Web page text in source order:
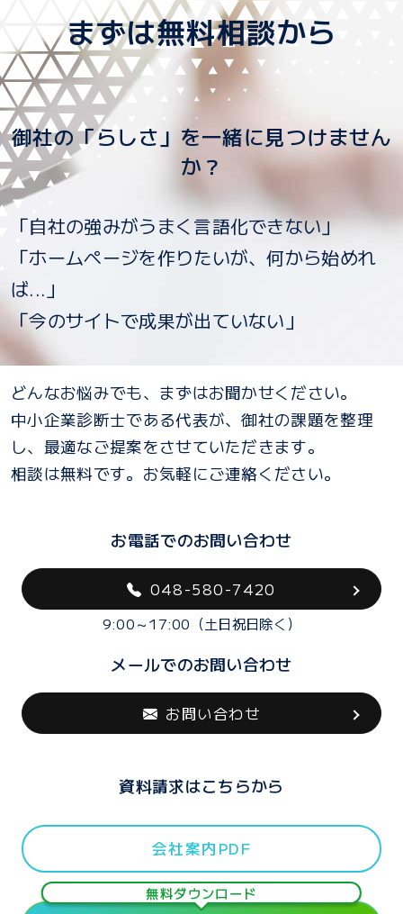
まずは無料相談から
御社の「らしさ」を一緒に見つけません
か？
「自社の強みがうまく言語化できない」
「ホームページを作りたいが、何から始めれ
ば...」
「今のサイトで成果が出ていない」
どんなお悩みでも、まずはお聞かせください。
中小企業診断士である代表が、御社の課題を整理
し、最適なご提案をさせていただきます。
相談は無料です。お気軽にご連絡ください。
お電話でのお問い合わせ
048-580-7420
9:00～17:00（土日祝日除く）
メールでのお問い合わせ
お問い合わせ
資料請求はこちらから
会社案内PDF
無料ダウンロード